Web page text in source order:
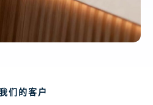
们的客户